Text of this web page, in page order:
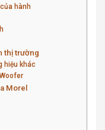
hành
thị trường
hiệu khác
Morel